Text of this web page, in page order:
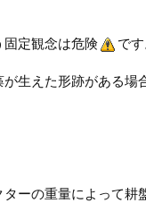
固定観念は危険 です
生えた形跡がある場
ーの重量によって耕